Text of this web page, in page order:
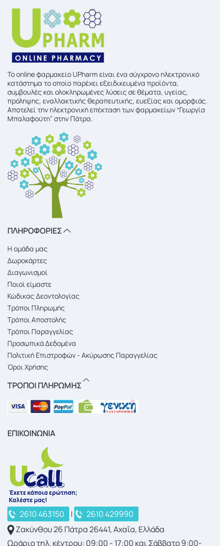
To online φαρμακείο UPharm είναι ένα σύγχρονο ηλεκτρονικό
κατάστημα το οποίο παρέχει εξειδικευμένα προϊόντα,
συμβουλές και ολοκληρωμένες λύσεις σε θέματα, υγείας,
πρόληψης, εναλλακτικής θεραπευτικής, ευεξίας και ομορφιάς.
Αποτελεί την ηλεκτρονική επέκταση των φαρμακείων “Γεωργία
Μπαλαφούτη” στην Πάτρα.
ΠΛΗΡΟΦΟΡΙΕΣ
Η ομάδα μας
Δωροκάρτες
Διαγωνισμοί
Ποιοί είμαστε
Κώδικας Δεοντολογίας
Τρόποι Πληρωμής
Τρόποι Αποστολής
Τρόποι Παραγγελίας
Προσωπικά Δεδομένα
Πολιτική Επιστροφών - Ακύρωσης Παραγγελίας
Όροι Χρήσης
ΤΡΟΠΟΙ ΠΛΗΡΩΜΗΣ
ΕΠΙΚΟΙΝΩΝΙΑ
2610 463150 |
2610 429990
Ζακύνθου 26 Πάτρα 26441, Αχαΐα, Ελλάδα
Ωράριο τηλ. κέντρου: 09:00 - 17:00 και Σάββατο 9:00-